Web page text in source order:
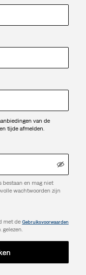
van de
tijde afmelden.
bestaan en mag niet
wachtwoorden zijn
met de Gebruiksvoorwaarden
gelezen.